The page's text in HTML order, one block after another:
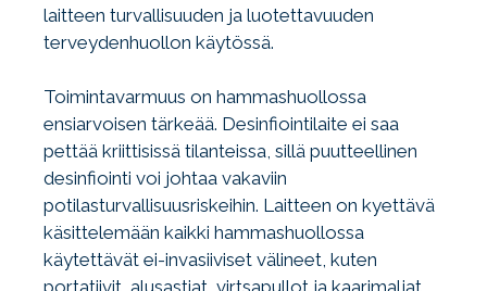
laitteen turvallisuuden ja luotettavuuden
terveydenhuollon käytössä.
Toimintavarmuus on hammashuollossa
ensiarvoisen tärkeää. Desinfiointilaite ei saa
pettää kriittisissä tilanteissa, sillä puutteellinen
desinfiointi voi johtaa vakaviin
potilasturvallisuusriskeihin. Laitteen on kyettävä
käsittelemään kaikki hammashuollossa
käytettävät ei-invasiiviset välineet, kuten